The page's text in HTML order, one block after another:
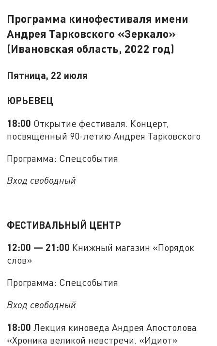
Программа кинофестиваля имени
Андрея Тарковского «Зеркало»
(Ивановская область, 2022 год)
Пятница, 22 июля
ЮРЬЕВЕЦ
18:00 Открытие фестиваля. Концерт,
посвящённый 90-летию Андрея Тарковского
Программа: Спецсобытия
Вход свободный
ФЕСТИВАЛЬНЫЙ ЦЕНТР
12:00 — 21:00 Книжный магазин «Порядок
слов»
Программа: Спецсобытия
Вход свободный
18:00 Лекция киноведа Андрея Апостолова
«Хроника великой невстречи. «Идиот»